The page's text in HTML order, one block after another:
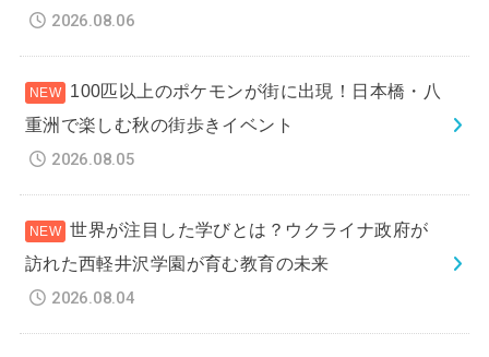
2026.08.06
100匹以上のポケモンが街に出現！日本橋・八
重洲で楽しむ秋の街歩きイベント
2026.08.05
世界が注目した学びとは？ウクライナ政府が
訪れた西軽井沢学園が育む教育の未来
2026.08.04